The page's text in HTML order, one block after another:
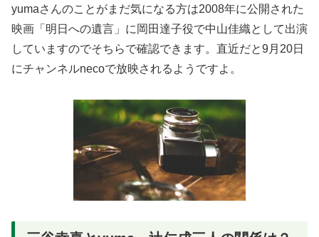
yumaさんのことがまだ気になる方は2008年に公開された
映画「明日への遺言」に岡田達子役で中山佳織として出演
していますのでそちらで確認できます。直近だと9月20日
にチャンネルnecoで放映されるようですよ。